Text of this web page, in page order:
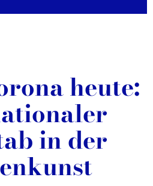
heute:
in der